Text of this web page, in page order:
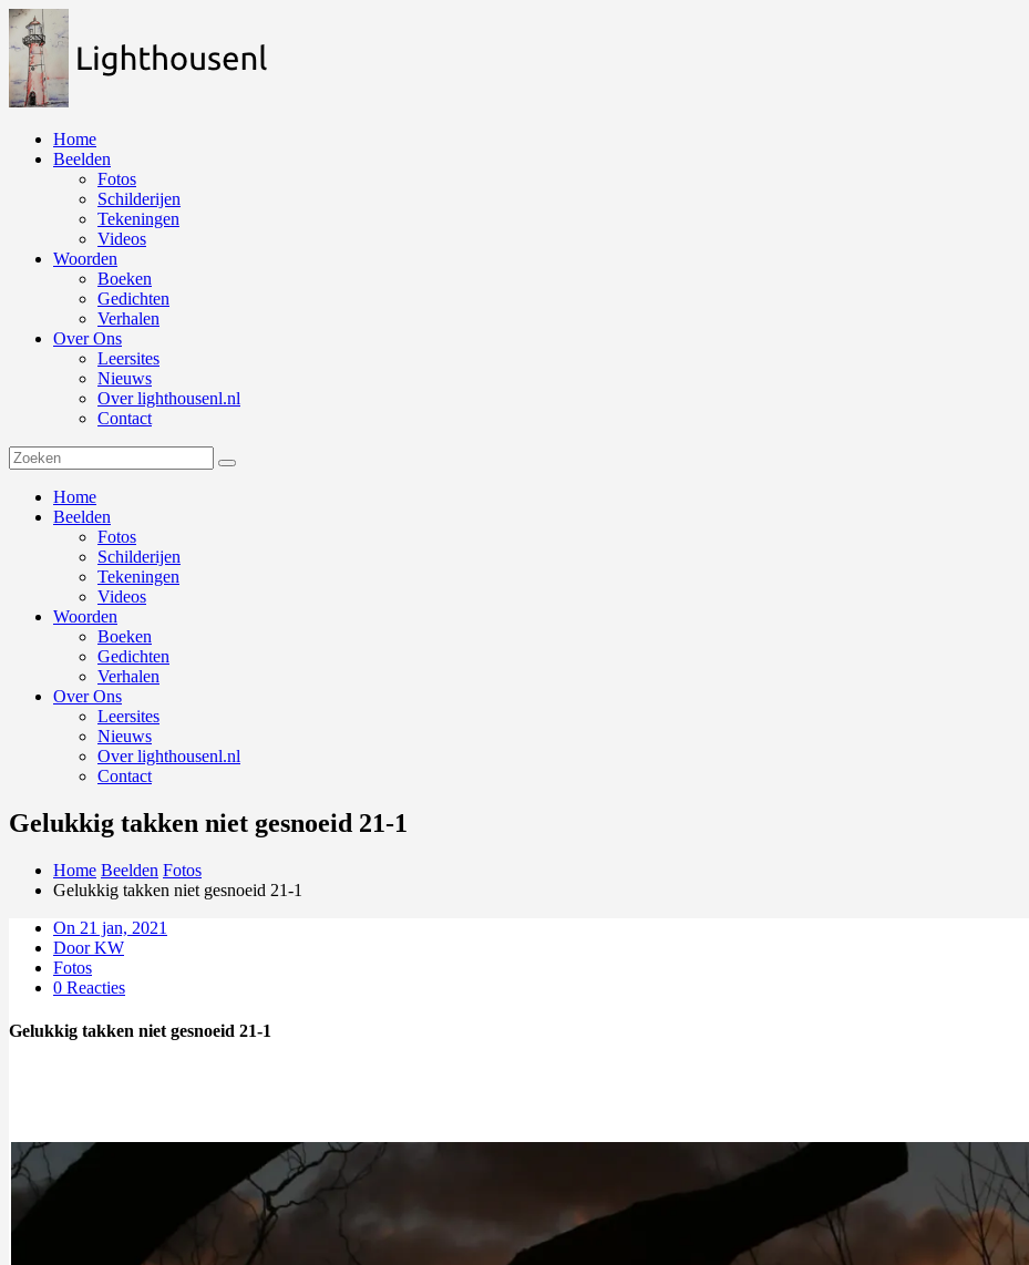
Naar
de
inhoud
springen
Home
Beelden
Fotos
Schilderijen
Tekeningen
Videos
Woorden
Boeken
Gedichten
Verhalen
Over Ons
Leersites
Nieuws
Over lighthousenl.nl
Contact
Home
Beelden
Fotos
Schilderijen
Tekeningen
Videos
Woorden
Boeken
Gedichten
Verhalen
Over Ons
Leersites
Nieuws
Over lighthousenl.nl
Contact
Gelukkig takken niet gesnoeid 21-1
Home Beelden Fotos
Gelukkig takken niet gesnoeid 21-1
On 21 jan, 2021
Door KW
Fotos
0 Reacties
Gelukkig takken niet gesnoeid 21-1